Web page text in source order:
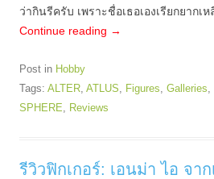
ว่ากินรีครับ เพราะชื่อเธอเองเรียกยากเห
Continue reading →
Post in Hobby
Tags: ALTER, ATLUS, Figures, Galleries,
SPHERE, Reviews
รีวิวฟิกเกอร์: เอนม่า ไอ จาก